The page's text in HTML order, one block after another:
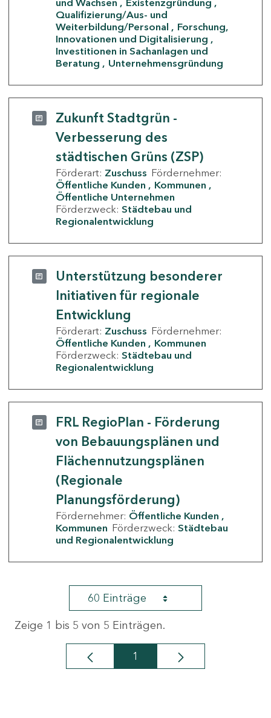
und Wachsen
Existenzgründung
Qualifizierung/Aus- und
Weiterbildung/Personal
Forschung,
Innovationen und Digitalisierung
Investitionen in Sachanlagen und
Beratung
Unternehmensgründung
Zukunft Stadtgrün -
Verbesserung des
städtischen Grüns (ZSP)
Förderart: Zuschuss Fördernehmer:
Öffentliche Kunden
Kommunen
Öffentliche Unternehmen
Förderzweck: Städtebau und
Regionalentwicklung
Unterstützung besonderer
Initiativen für regionale
Entwicklung
Förderart: Zuschuss Fördernehmer:
Öffentliche Kunden
Kommunen
Förderzweck: Städtebau und
Regionalentwicklung
FRL RegioPlan - Förderung
von Bebauungsplänen und
Flächennutzungsplänen
(Regionale
Planungsförderung)
Fördernehmer: Öffentliche Kunden
Kommunen Förderzweck: Städtebau
und Regionalentwicklung
60 Einträge
Zeige 1 bis 5 von 5 Einträgen.
Seite
1